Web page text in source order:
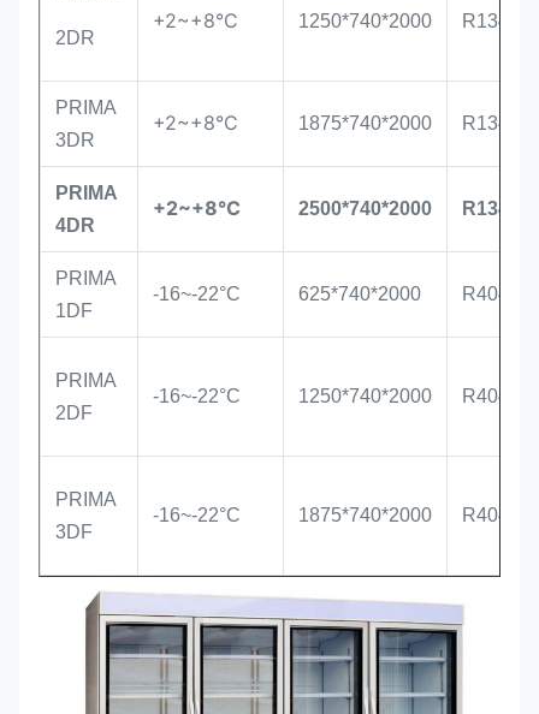
2DR
+2~+8°C 1250*740*2000 R134a/
PRIMA
3DR
+2~+8°C 1875*740*2000 R134a/
PRIMA
4DR
+2~+8°C 2500*740*2000 R134a/
PRIMA
1DF
-16~-22°C 625*740*2000 R404a/
PRIMA
2DF
-16~-22°C 1250*740*2000 R404a/
PRIMA
3DF
-16~-22°C 1875*740*2000 R404a/